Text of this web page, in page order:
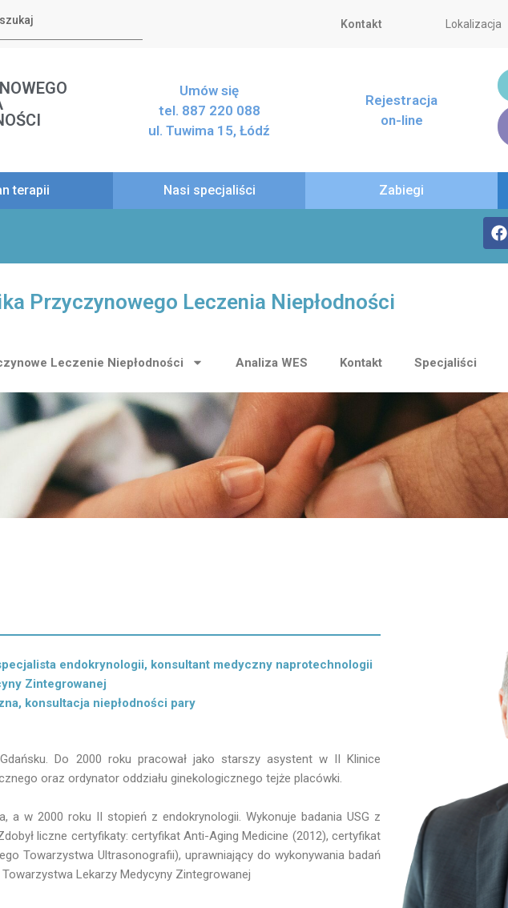
Kontakt Lokalizacja
Umów się
tel. 887 220 088
ul. Tuwima 15, Łódź
Rejestracja
on-line
terapii Nasi specjaliści Zabiegi
F
a
Przyczynowego Leczenia Niepłodności
Leczenie Niepłodności Analiza WES Kontakt Specjaliści
endokrynologii, konsultant medyczny naprotechnologii
Zintegrowanej
konsultacja niepłodności pary
Do 2000 roku pracował jako starszy asystent w II Klinice
oraz ordynator oddziału ginekologicznego tejże placówki.
a w 2000 roku II stopień z endokrynologii. Wykonuje badania USG z
liczne certyfikaty: certyfikat Anti-Aging Medicine (2012), certyfikat
Towarzystwa Ultrasonografii), uprawniający do wykonywania badań
Lekarzy Medycyny Zintegrowanej